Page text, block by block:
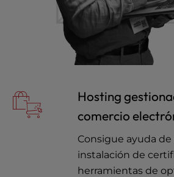
Hosting
comercio
Consigue ayuda
instalación de
herramientas de